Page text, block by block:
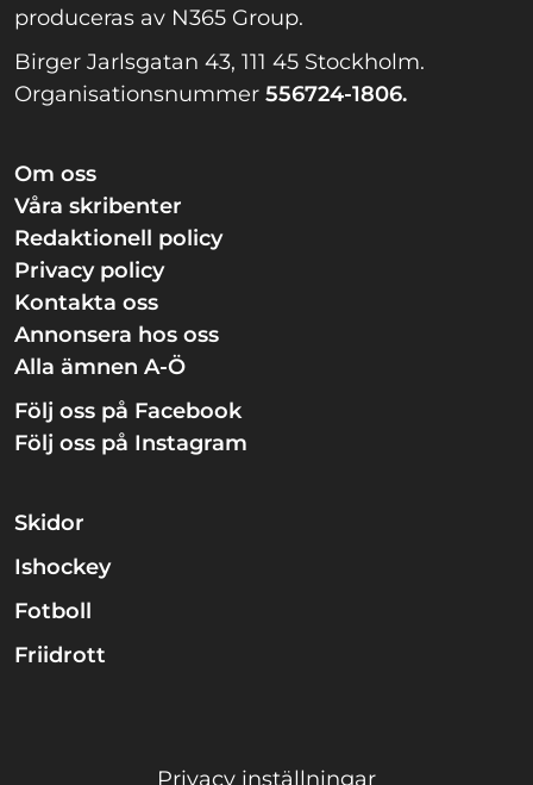
produceras av N365 Group.
Birger Jarlsgatan 43, 111 45 Stockholm.
Organisationsnummer 556724-1806.
Om oss
Våra skribenter
Redaktionell policy
Privacy policy
Kontakta oss
Annonsera hos oss
Alla ämnen A-Ö
Följ oss på Facebook
Följ oss på Instagram
Skidor
Ishockey
Fotboll
Friidrott
Privacy inställningar